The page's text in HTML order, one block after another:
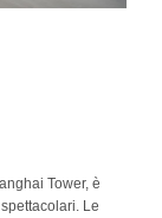
Tower, è
Le